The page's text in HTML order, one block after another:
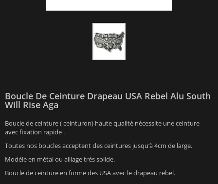
Boucle De Ceinture Drapeau USA Rebel Alu South
Will Rise Aga
Boucle de ceinture ( ceinturon) haute qualité nécessite une ceinture
avec fixation rapide .
Toutes nos boucles acceptent des ceintures jusqu’à 4cm de large.
Modèle en métal ou alliage très solide.
Boucle de ceinture en forme des USA avec le drapeau rebel.